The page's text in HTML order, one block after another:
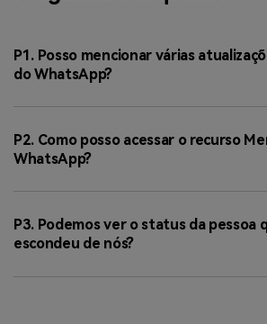
P1. Posso mencionar várias
do WhatsApp?
P2. Como posso acessar o recurso
WhatsApp?
P3. Podemos ver o status da pessoa
escondeu de nós?